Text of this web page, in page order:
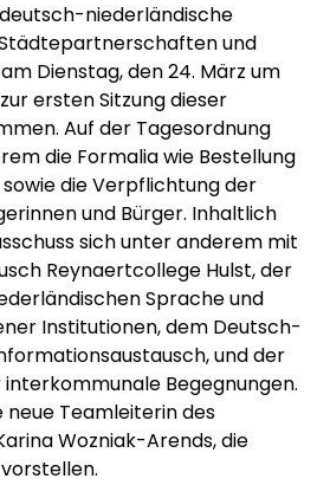
niederländische
und
Dienstag, den 24. März um
ersten Sitzung dieser
Auf der Tagesordnung
die Formalia wie Bestellung
die Verpflichtung der
und Bürger. Inhaltlich
sich unter anderem mit
Reynaertcollege Hulst, der
Sprache und
Institutionen, dem Deutsch-
und der
Begegnungen.
Teamleiterin des
Wozniak-Arends, die